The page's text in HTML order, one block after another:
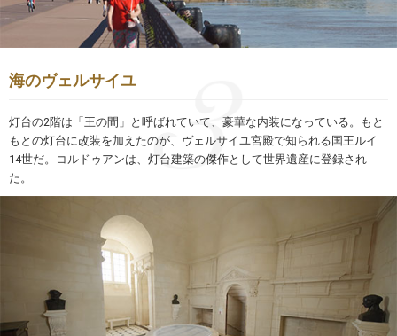
海のヴェルサイユ
灯台の2階は「王の間」と呼ばれていて、豪華な内装になっている。もと
もとの灯台に改装を加えたのが、ヴェルサイユ宮殿で知られる国王ルイ
14世だ。コルドゥアンは、灯台建築の傑作として世界遺産に登録され
た。